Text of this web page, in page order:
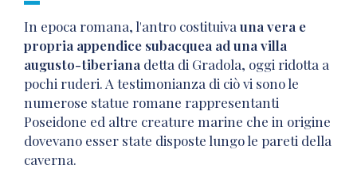
In epoca romana, l'antro costituiva una vera e
propria appendice subacquea ad una villa
augusto-tiberiana detta di Gradola, oggi ridotta a
pochi ruderi. A testimonianza di ciò vi sono le
numerose statue romane rappresentanti
Poseidone ed altre creature marine che in origine
dovevano esser state disposte lungo le pareti della
caverna.